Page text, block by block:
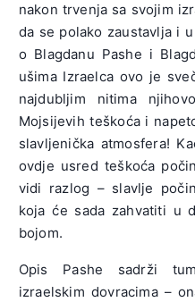
nakon trvenja sa svojim
da se polako zaustavlja i
o Blagdanu Pashe i
ušima Izraelca ovo je
najdubljim nitima
Mojsijevih teškoća i
slavljenička atmosfera!
ovdje usred teškoća
vidi razlog – slavlje
koja će sada zahvatiti u
bojom.
Opis Pashe sadrži
izraelskim dovracima –